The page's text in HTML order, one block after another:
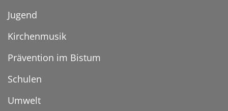
Jugend
Kirchenmusik
Prävention im Bistum
Schulen
Umwelt